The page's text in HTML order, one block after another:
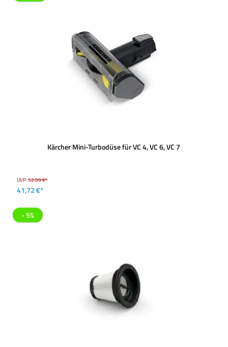
Kärcher Mini-Turbodüse für VC 4, VC 6, VC 7
UVP:52,99 €*
41,72 €*
- 5%